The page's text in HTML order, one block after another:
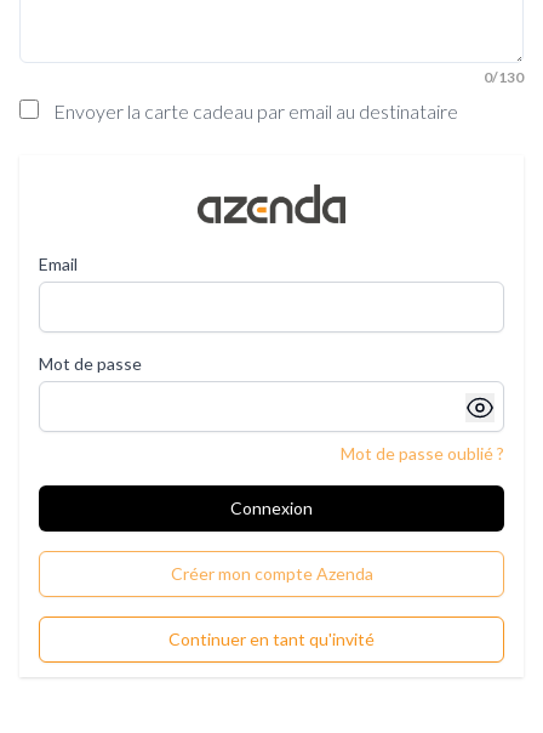
0/130
Envoyer la carte cadeau par email au destinataire
Email
Mot de passe
Mot de passe oublié ?
Connexion
Créer mon compte Azenda
Continuer en tant qu'invité